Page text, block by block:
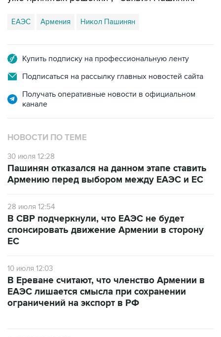
ЕАЭС Армения Никол Пашинян
Купить подписку на профессиональную ленту
Подписаться на рассылку главных новостей сайта
Получать оперативные новости в официальном
канале
НОВОСТИ ПО ТЕМЕ
30 июля 12:28
Пашинян отказался на данном этапе ставить
Армению перед выбором между ЕАЭС и ЕС
28 июля 12:54
В СВР подчеркнули, что ЕАЭС не будет
спонсировать движение Армении в сторону
ЕС
10 июля 12:03
В Ереване считают, что членство Армении в
ЕАЭС лишается смысла при сохранении
ограничений на экспорт в РФ